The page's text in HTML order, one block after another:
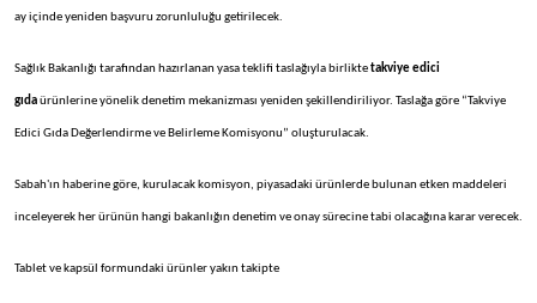
ay içinde yeniden başvuru zorunluluğu getirilecek.
Sağlık Bakanlığı tarafından hazırlanan yasa teklifi taslağıyla birliktetakviye edici
gıdaürünlerine yönelik denetim mekanizması yeniden şekillendiriliyor. Taslağa göre “Takviye
Edici Gıda Değerlendirme ve Belirleme Komisyonu” oluşturulacak.
Sabah'ın haberine göre, kurulacak komisyon, piyasadaki ürünlerde bulunan etken maddeleri
inceleyerek her ürünün hangi bakanlığın denetim ve onay sürecine tabi olacağına karar verecek.
Tablet ve kapsül formundaki ürünler yakın takipte